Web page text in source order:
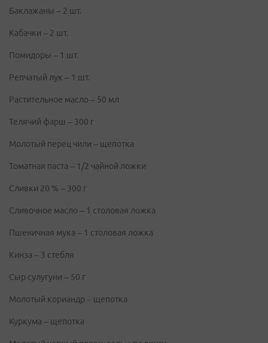
Баклажаны – 2 шт.
Кабачки – 2 шт.
Помидоры – 1 шт.
Репчатый лук – 1 шт.
Растительное масло – 50 мл
Телячий фарш – 300 г
Молотый перец чили – щепотка
Томатная паста – 1/2 чайной ложки
Сливки 20 % – 300 г
Сливочное масло – 1 столовая ложка
Пшеничная мука – 1 столовая ложка
Кинза – 3 стебля
Сыр сулугуни – 50 г
Молотый кориандр – щепотка
Куркума – щепотка